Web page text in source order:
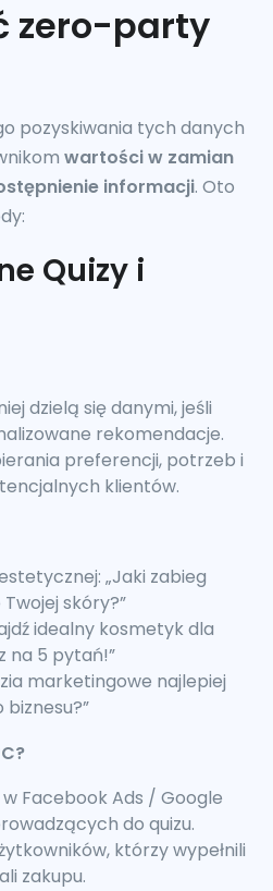
zero-party
pozyskiwania tych danych
wartości w zamian
informacji. Oto
Quizy i
dzielą się danymi, jeśli
rekomendacje.
preferencji, potrzeb i
klientów.
„Jaki zabieg
skóry?”
idealny kosmetyk dla
na 5 pytań!”
marketingowe najlepiej
Facebook Ads / Google
do quizu.
którzy wypełnili
zakupu.